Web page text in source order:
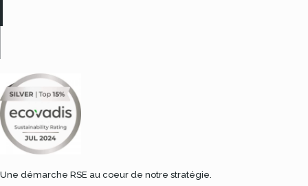
Une démarche RSE au coeur de notre stratégie.